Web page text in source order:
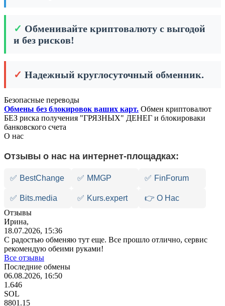
✓ Обменивайте криптовалюту с выгодой
и без рисков!
✓ Надежный круглосуточный обменник.
Безопасные переводы
Обмены без блокировок ваших карт. Обмен криптовалют
БЕЗ риска получения "ГРЯЗНЫХ" ДЕНЕГ и блокироваки
банковского счета
О нас
Отзывы о нас на интернет-площадках:
✅ BestChange ✅ MMGP ✅ FinForum
✅ Bits.media ✅ Kurs.expert
👉 О Нас
Отзывы
Ирина,
18.07.2026, 15:36
С радостью обменяю тут еще. Все прошло отлично, сервис
рекомендую обеими руками!
Все отзывы
Последние обмены
06.08.2026, 16:50
1.646
SOL
8801.15